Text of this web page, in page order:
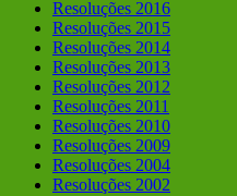
Resoluções 2016
Resoluções 2015
Resoluções 2014
Resoluções 2013
Resoluções 2012
Resoluções 2011
Resoluções 2010
Resoluções 2009
Resoluções 2004
Resoluções 2002